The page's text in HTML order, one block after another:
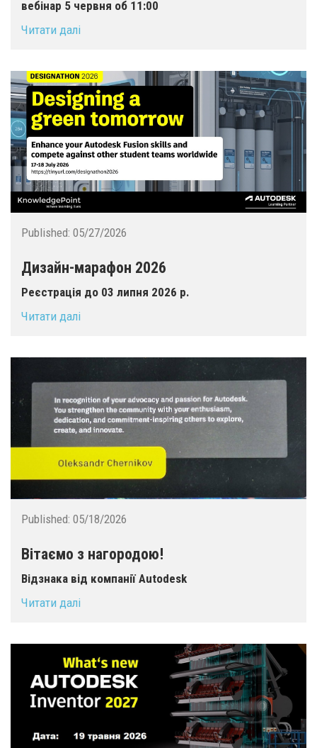
вебінар 5 червня об 11:00
Читати далі
Published: 05/27/2026
Дизайн-марафон 2026
Реєстрація до 03 липня 2026 р.
Читати далі
Published: 05/18/2026
Вітаємо з нагородою!
Відзнака від компанії Autodesk
Читати далі